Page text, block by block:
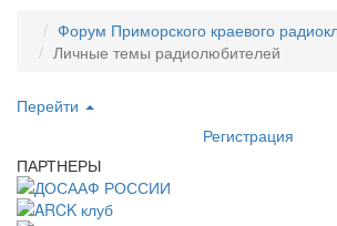
Форум Приморского краевого
Личные темы радиолюбителей
Перейти
Регистрация
ПАРТНЕРЫ